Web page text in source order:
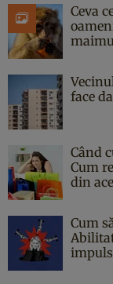
Ceva
face
Când
Cum
din
Cum